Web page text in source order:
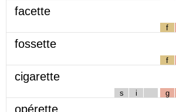
facette
f
fossette
f
cigarette
s i g
opérette